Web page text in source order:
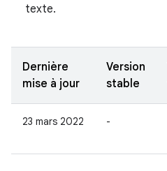
texte.
Dernière
mise à jour
Version
stable
23 mars 2022 -